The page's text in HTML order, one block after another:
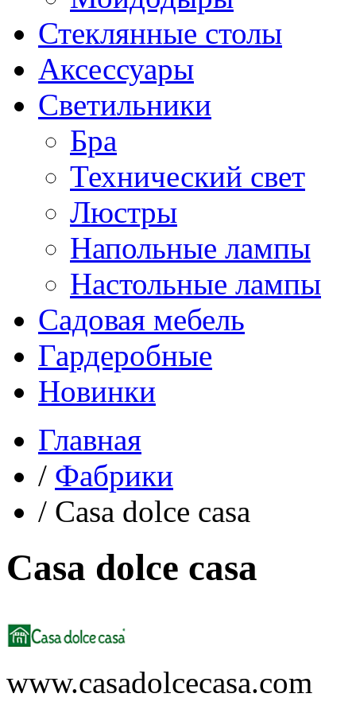
Стеклянные столы
Аксессуары
Светильники
Бра
Технический свет
Люстры
Напольные лампы
Настольные лампы
Садовая мебель
Гардеробные
Новинки
Главная
/ Фабрики
/ Casa dolce casa
Casa dolce casa
www.casadolcecasa.com